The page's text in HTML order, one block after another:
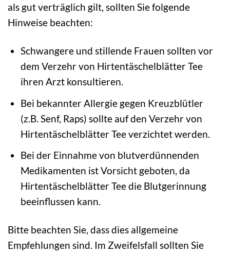
als gut verträglich gilt, sollten Sie folgende
Hinweise beachten:
Schwangere und stillende Frauen sollten vor
dem Verzehr von Hirtentäschelblätter Tee
ihren Arzt konsultieren.
Bei bekannter Allergie gegen Kreuzblütler
(z.B. Senf, Raps) sollte auf den Verzehr von
Hirtentäschelblätter Tee verzichtet werden.
Bei der Einnahme von blutverdünnenden
Medikamenten ist Vorsicht geboten, da
Hirtentäschelblätter Tee die Blutgerinnung
beeinflussen kann.
Bitte beachten Sie, dass dies allgemeine
Empfehlungen sind. Im Zweifelsfall sollten Sie